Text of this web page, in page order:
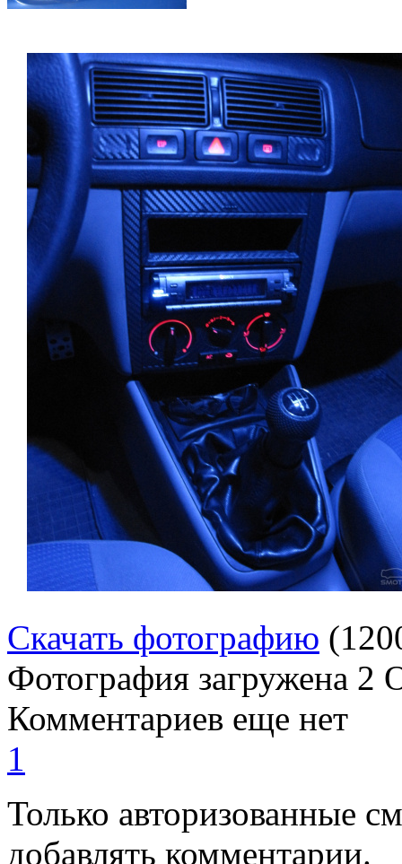
Скачать фотографию
Фотография загружена 2
Комментариев еще нет
1
Только авторизованные
добавлять комментарии.